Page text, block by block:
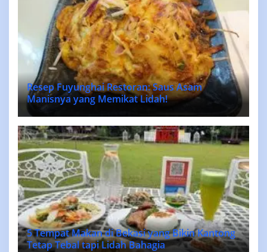
Resep Fuyunghai Restoran: Saus Asam
Manisnya yang Memikat Lidah!
5 Tempat Makan di Bekasi yang Bikin Kantong
Tetap Tebal tapi Lidah Bahagia